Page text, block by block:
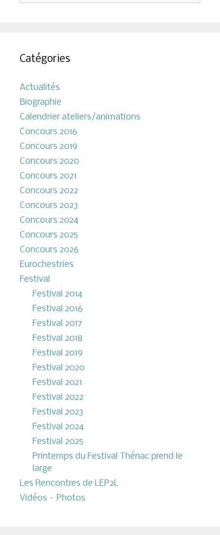
Catégories
Actualités
Biographie
Calendrier ateliers/animations
Concours 2016
Concours 2019
Concours 2020
Concours 2021
Concours 2022
Concours 2023
Concours 2024
Concours 2025
Concours 2026
Eurochestries
Festival
Festival 2014
Festival 2016
Festival 2017
Festival 2018
Festival 2019
Festival 2020
Festival 2021
Festival 2022
Festival 2023
Festival 2024
Festival 2025
Printemps du Festival Thénac prend le
large
Les Rencontres de LEP2L
Vidéos – Photos